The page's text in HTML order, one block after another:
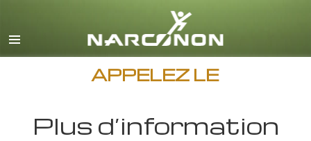
Anglais
Danois
Allemand
Espagnol
APPELEZ LE
Plus d’information